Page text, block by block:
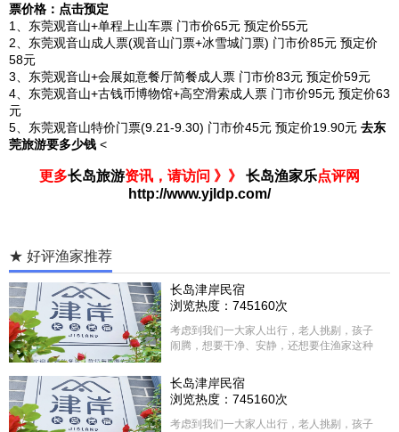
票价格：点击预定
1、东莞观音山+单程上山车票 门市价65元 预定价55元
2、东莞观音山成人票(观音山门票+冰雪城门票) 门市价85元 预定价
58元
3、东莞观音山+会展如意餐厅简餐成人票 门市价83元 预定价59元
4、东莞观音山+古钱币博物馆+高空滑索成人票 门市价95元 预定价63
元
5、东莞观音山特价门票(9.21-9.30) 门市价45元 预定价19.90元 去东
莞旅游要多少钱 <
更多长岛旅游资讯，请访问 》》 长岛渔家乐点评网
http://www.yjldp.com/
★ 好评渔家推荐
长岛津岸民宿
浏览热度：745160次
考虑到我们一大家人出行，老人挑剔，孩子
闹腾，想要干净、安静，还想要住渔家这种
选择津岸民宿，实际体验客房很干净，饭菜
方面家里老人也很满意，整体饭菜给搭配的
很好，每顿饭也不重样的，海鲜确实是非常
的新鲜呢，另外值得一提的是，他家的海菜
长岛津岸民宿
浏览热度：745160次
考虑到我们一大家人出行，老人挑剔，孩子